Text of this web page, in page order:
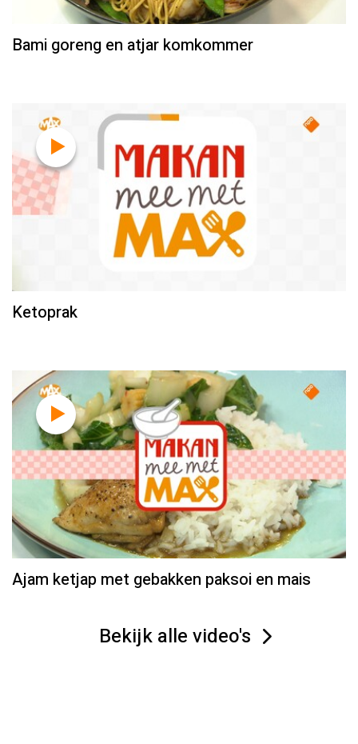
Bami goreng en atjar komkommer
Ketoprak
Ajam ketjap met gebakken paksoi en mais
Bekijk alle video's